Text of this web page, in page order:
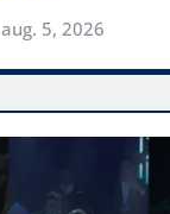
aug. 5, 2026